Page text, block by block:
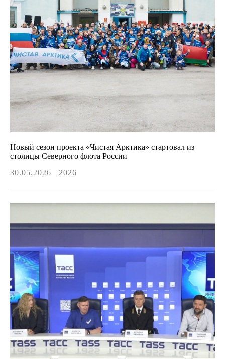
Новый сезон проекта «Чистая Арктика» стартовал из
столицы Северного флота России
30.05.2026
2026